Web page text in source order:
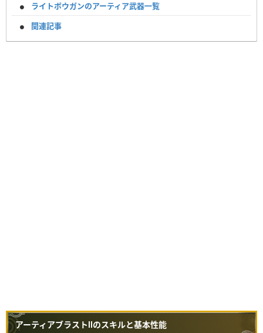
ライトボウガンのアーティア武器一覧
関連記事
アーティアブラストⅡのスキルと基本性能